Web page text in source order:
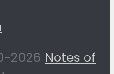
2026 Notes of